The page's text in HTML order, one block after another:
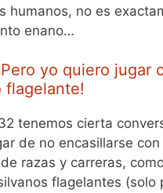
humanos, no es
enano…
yo quiero jugar
flagelante!
tenemos cierta
de no encasillarse con
razas y carreras,
flagelantes (solo